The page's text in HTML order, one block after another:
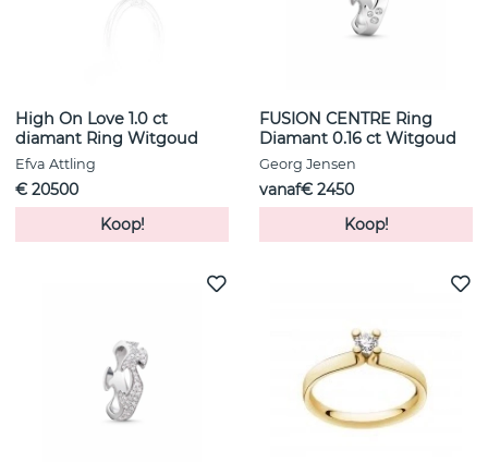
High On Love 1.0 ct
diamant Ring Witgoud
Efva Attling
€ 20500
Koop!
FUSION CENTRE Ring
Diamant 0.16 ct Witgoud
Georg Jensen
vanaf€ 2450
Koop!